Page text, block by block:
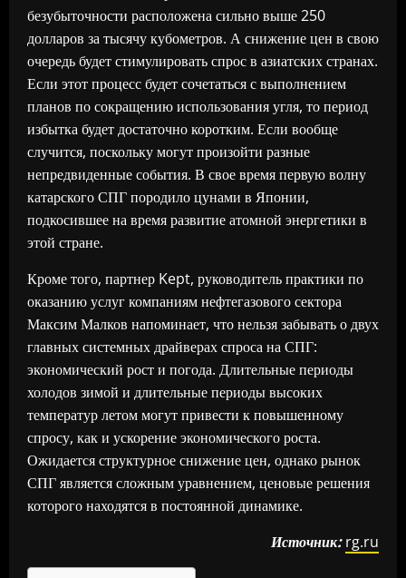
безубыточности расположена сильно выше 250
долларов за тысячу кубометров. А снижение цен в свою
очередь будет стимулировать спрос в азиатских странах.
Если этот процесс будет сочетаться с выполнением
планов по сокращению использования угля, то период
избытка будет достаточно коротким. Если вообще
случится, поскольку могут произойти разные
непредвиденные события. В свое время первую волну
катарского СПГ породило цунами в Японии,
подкосившее на время развитие атомной энергетики в
этой стране.
Кроме того, партнер Kept, руководитель практики по
оказанию услуг компаниям нефтегазового сектора
Максим Малков напоминает, что нельзя забывать о двух
главных системных драйверах спроса на СПГ:
экономический рост и погода. Длительные периоды
холодов зимой и длительные периоды высоких
температур летом могут привести к повышенному
спросу, как и ускорение экономического роста.
Ожидается структурное снижение цен, однако рынок
СПГ является сложным уравнением, ценовые решения
которого находятся в постоянной динамике.
Источник: rg.ru